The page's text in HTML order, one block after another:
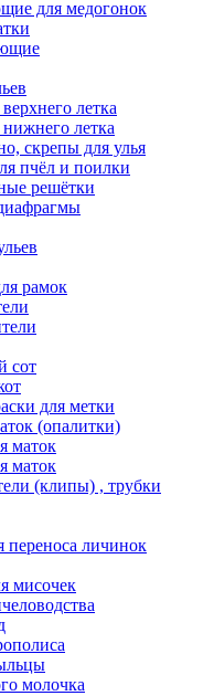
для медогонок
летка
летка
скрепы для улья
пчёл и поилки
решётки
рамок
сот
для метки
(опалитки)
маток
маток
(клипы) , трубки
переноса личинок
мисочек
молочка